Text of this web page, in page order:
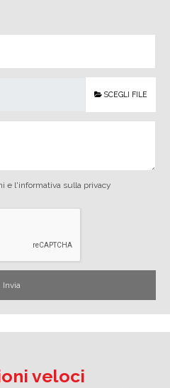
SCEGLI FILE
e l'informativa sulla privacy
veloci